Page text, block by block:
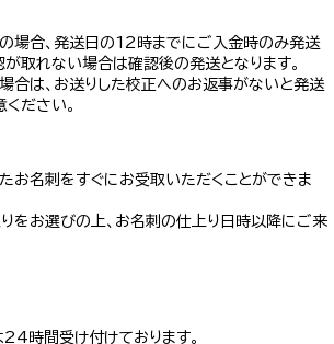
場合、発送日の12時までにご入金時のみ発送
が取れない場合は確認後の発送となります。
合は、お送りした校正へのお返事がないと発送
ださい。
お名刺をすぐにお受取いただくことができま
をお選びの上、お名刺の仕上り日時以降にご来
時間受け付けております。